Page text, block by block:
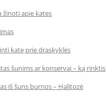
žinoti apie kates
katę prie draskyklės
šunims ar konservai – ką rinktis
iš šuns burnos – Halitozė